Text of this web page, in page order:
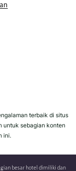
secara
Anda.
terbaik di situs
untuk sebagian konten
ini.
besar hotel dimiliki dan